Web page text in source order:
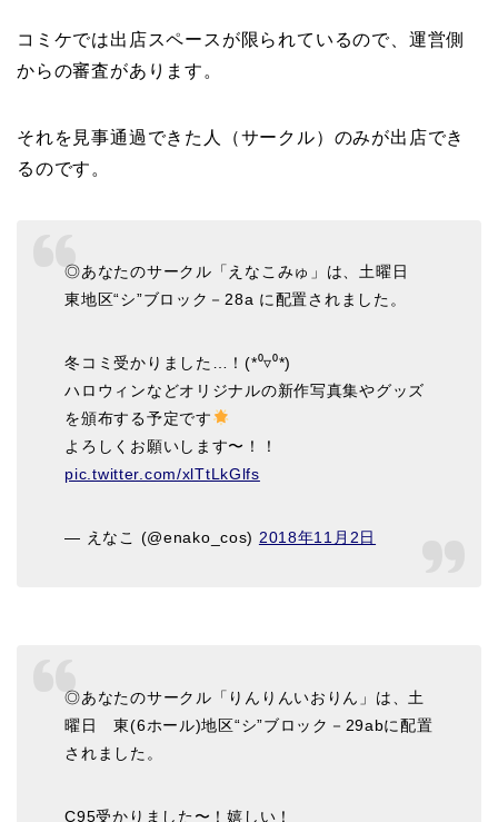
コミケでは出店スペースが限られているので、運営側
からの審査があります。
それを見事通過できた人（サークル）のみが出店でき
るのです。
◎あなたのサークル「えなこみゅ」は、土曜日
東地区“シ”ブロック－28a に配置されました。
冬コミ受かりました…！(*⁰▿⁰*)
ハロウィンなどオリジナルの新作写真集やグッズ
を頒布する予定です
よろしくお願いします〜！！
pic.twitter.com/xlTtLkGlfs
— えなこ (@enako_cos) 2018年11月2日
◎あなたのサークル「りんりんいおりん」は、土
曜日 東(6ホール)地区“シ”ブロック－29abに配置
されました。
C95受かりました〜！嬉しい！